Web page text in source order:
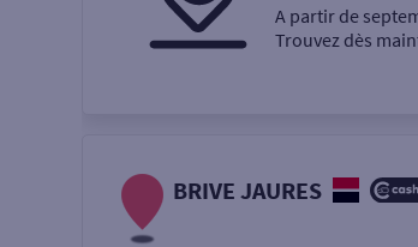
Retrait de
A partir de
Trouvez dès
BRIVE JAURES